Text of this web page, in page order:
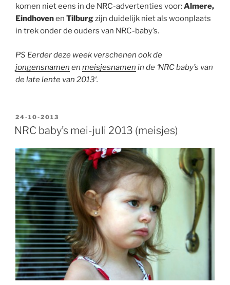
komen niet eens in de NRC-advertenties voor:Almere,
Eindhovenen Tilburgzijn duidelijk niet als woonplaats
in trek onder de ouders van NRC-baby’s.
PS Eerder deze week verschenen ook de
jongensnamen en meisjesnamen in de ‘NRC baby’s van
de late lente van 2013′.
GEPLAATST
OP
24-10-2013
NRC baby’s mei-juli 2013 (meisjes)